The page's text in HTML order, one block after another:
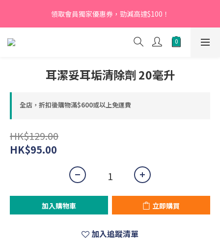
【新會員】即日起至2026月12月31日，首次下單輸入優惠碼
「NEW95」即可享95折
領取會員獨家優惠券，勁減高達$100！
【新會員】即日起至2026月12月31日，首次下單輸入優惠碼
「NEW95」即可享95折
耳潔妥耳垢清除劑 20毫升
全店，折扣後購物滿$600或以上免運費
HK$129.00
HK$95.00
加入購物車 立即購買
加入追蹤清單